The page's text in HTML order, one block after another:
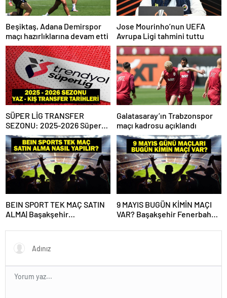
Beşiktaş, Adana Demirspor
maçı hazırlıklarına devam etti
Jose Mourinho’nun UEFA
Avrupa Ligi tahmini tuttu
SÜPER LİG TRANSFER
SEZONU: 2025-2026 Süper
Lig Yaz Transfer Sezonu Ne
Zaman Başlayacak? Kış
Transfer Sezonu Ne Zaman
Başlayacak? TFF Açıkladı!
Galatasaray’ın Trabzonspor
maçı kadrosu açıklandı
BEIN SPORT TEK MAÇ SATIN
ALMA| Başakşehir
tek maç satın alma nasıl
yapılır?
9 MAYIS BUGÜN KİMİN MAÇI
VAR? Başakşehir Fenerbahçe
Mayıs Günün Maçları